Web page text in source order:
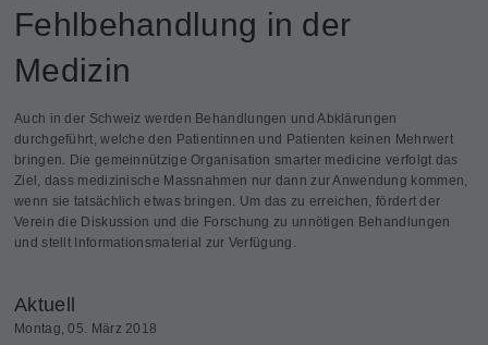
Fehlbehandlung in der
Medizin
Auch in der Schweiz werden Behandlungen und Abklärungen
durchgeführt, welche den Patientinnen und Patienten keinen Mehrwert
bringen. Die gemeinnützige Organisation smarter medicine verfolgt das
Ziel, dass medizinische Massnahmen nur dann zur Anwendung kommen,
wenn sie tatsächlich etwas bringen. Um das zu erreichen, fördert der
Verein die Diskussion und die Forschung zu unnötigen Behandlungen
und stellt Informationsmaterial zur Verfügung.
Aktuell
Montag, 05. März 2018